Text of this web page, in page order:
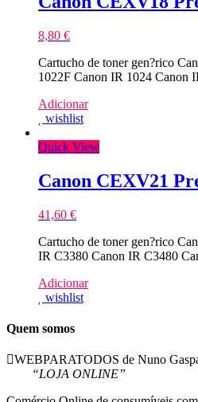
8,80 €
Cartucho de toner gen?rico
1022F Canon IR 1024 Canon
Adicionar
wishlist
Quick View
Canon CEXV21
41,60 €
Cartucho de toner gen?rico
IR C3380 Canon IR C3480
Adicionar
wishlist
Quem somos
WEBPARATODOS de Nuno
“LOJA ONLINE”